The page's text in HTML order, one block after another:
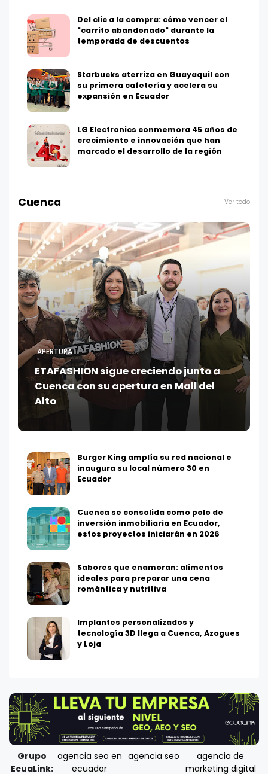
Del clic a la compra: cómo vencer el
"carrito abandonado" durante la
temporada de descuentos
Starbucks aterriza en Guayaquil con
su primera cafetería y acelera su
expansión en Ecuador
LG Electronics conmemora 45 años de
crecimiento e innovación que han
marcado el desarrollo de la región
Cuenca Ver todo
APERTURA
ETAFASHION sigue creciendo junto a
Cuenca con su apertura en Mall del
Alto
Burger King amplía su red nacional e
inaugura su local número 30 en
Ecuador
Cuenca se consolida como polo de
inversión inmobiliaria en Ecuador,
estos proyectos iniciarán en 2026
Sabores que enamoran: alimentos
ideales para preparar una cena
romántica y nutritiva
Implantes personalizados y
tecnología 3D llega a Cuenca, Azogues
y Loja
Grupo
EcuaLink:
agencia seo en
ecuador
agencia seo
agencia de
marketing digital